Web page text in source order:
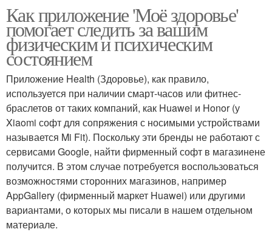
Как приложение 'Моё здоровье'
помогает следить за вашим
физическим и психическим
состоянием
Приложение Health (Здоровье), как правило,
используется при наличии смарт-часов или фитнес-
браслетов от таких компаний, как Huawei и Honor (у
Xiaomi софт для сопряжения с носимыми устройствами
называется Mi Fit). Поскольку эти бренды не работают с
сервисами Google, найти фирменный софт в магазинене
получится. В этом случае потребуется воспользоваться
возможностями сторонних магазинов, например
AppGallery (фирменный маркет Huawei) или другими
вариантами, о которых мы писали в нашем отдельном
материале.